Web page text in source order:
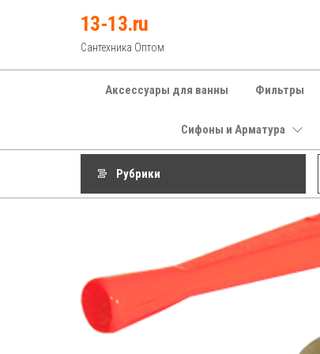
13-13.ru
Сантехника Оптом
Аксессуары для ванны Фильтры
Сифоны и Арматура
Рубрики